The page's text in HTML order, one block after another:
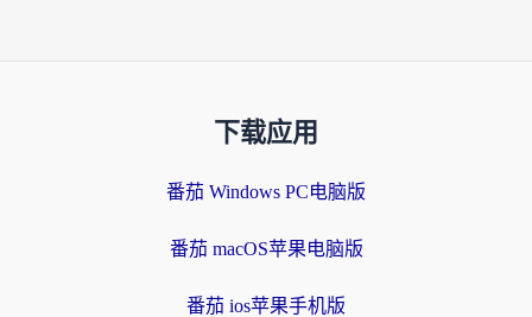
下载应用
番茄 Windows PC电脑版
番茄 macOS苹果电脑版
番茄 ios苹果手机版